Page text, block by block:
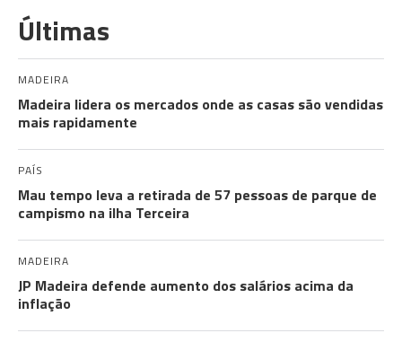
Últimas
MADEIRA
Madeira lidera os mercados onde as casas são vendidas
mais rapidamente
PAÍS
Mau tempo leva a retirada de 57 pessoas de parque de
campismo na ilha Terceira
MADEIRA
JP Madeira defende aumento dos salários acima da
inflação